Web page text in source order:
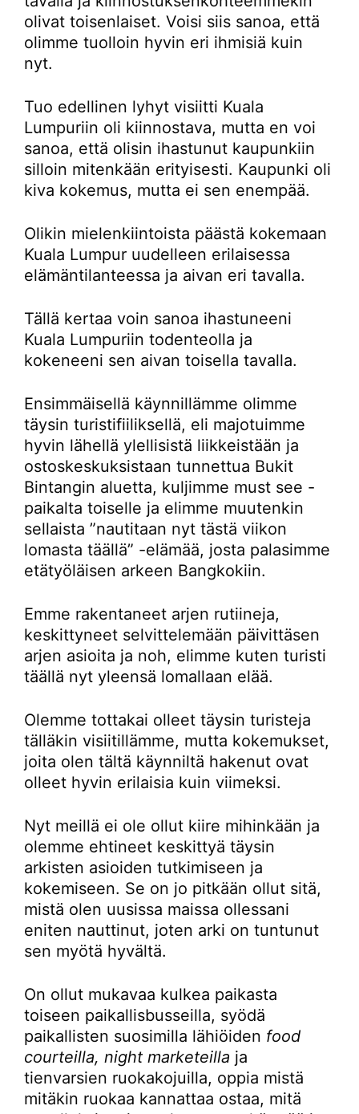
olivat toisenlaiset. Voisi siis sanoa, että
olimme tuolloin hyvin eri ihmisiä kuin
nyt.
Tuo edellinen lyhyt visiitti Kuala
Lumpuriin oli kiinnostava, mutta en voi
sanoa, että olisin ihastunut kaupunkiin
silloin mitenkään erityisesti. Kaupunki oli
kiva kokemus, mutta ei sen enempää.
Olikin mielenkiintoista päästä kokemaan
Kuala Lumpur uudelleen erilaisessa
elämäntilanteessa ja aivan eri tavalla.
Tällä kertaa voin sanoa ihastuneeni
Kuala Lumpuriin todenteolla ja
kokeneeni sen aivan toisella tavalla.
Ensimmäisellä käynnillämme olimme
täysin turistifiiliksellä, eli majotuimme
hyvin lähellä ylellisistä liikkeistään ja
ostoskeskuksistaan tunnettua Bukit
Bintangin aluetta, kuljimme must see -
paikalta toiselle ja elimme muutenkin
sellaista ”nautitaan nyt tästä viikon
lomasta täällä” -elämää, josta palasimme
etätyöläisen arkeen Bangkokiin.
Emme rakentaneet arjen rutiineja,
keskittyneet selvittelemään päivittäsen
arjen asioita ja noh, elimme kuten turisti
täällä nyt yleensä lomallaan elää.
Olemme tottakai olleet täysin turisteja
tälläkin visiitillämme, mutta kokemukset,
joita olen tältä käynniltä hakenut ovat
olleet hyvin erilaisia kuin viimeksi.
Nyt meillä ei ole ollut kiire mihinkään ja
olemme ehtineet keskittyä täysin
arkisten asioiden tutkimiseen ja
kokemiseen. Se on jo pitkään ollut sitä,
mistä olen uusissa maissa ollessani
eniten nauttinut, joten arki on tuntunut
sen myötä hyvältä.
On ollut mukavaa kulkea paikasta
toiseen paikallisbusseilla, syödä
paikallisten suosimilla lähiöiden food
courteilla, night marketeilla ja
tienvarsien ruokakojuilla, oppia mistä
mitäkin ruokaa kannattaa ostaa, mitä